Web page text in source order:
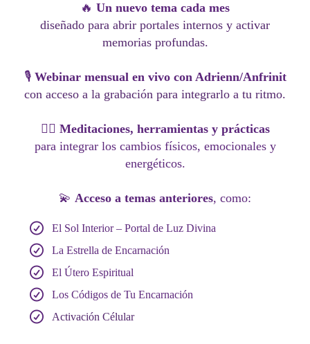
🔥​ Un nuevo tema cada mes
diseñado para abrir portales internos y activar
memorias profundas.
🎙️ Webinar mensual en vivo con Adrienn/Anfrinit
con acceso a la grabación para integrarlo a tu ritmo.
🧘‍♀️ Meditaciones, herramientas y prácticas
para integrar los cambios físicos, emocionales y
energéticos.
💫​​ Acceso a temas anteriores, como:
El Sol Interior – Portal de Luz Divina
La Estrella de Encarnación
El Útero Espiritual
Los Códigos de Tu Encarnación
Activación Célular